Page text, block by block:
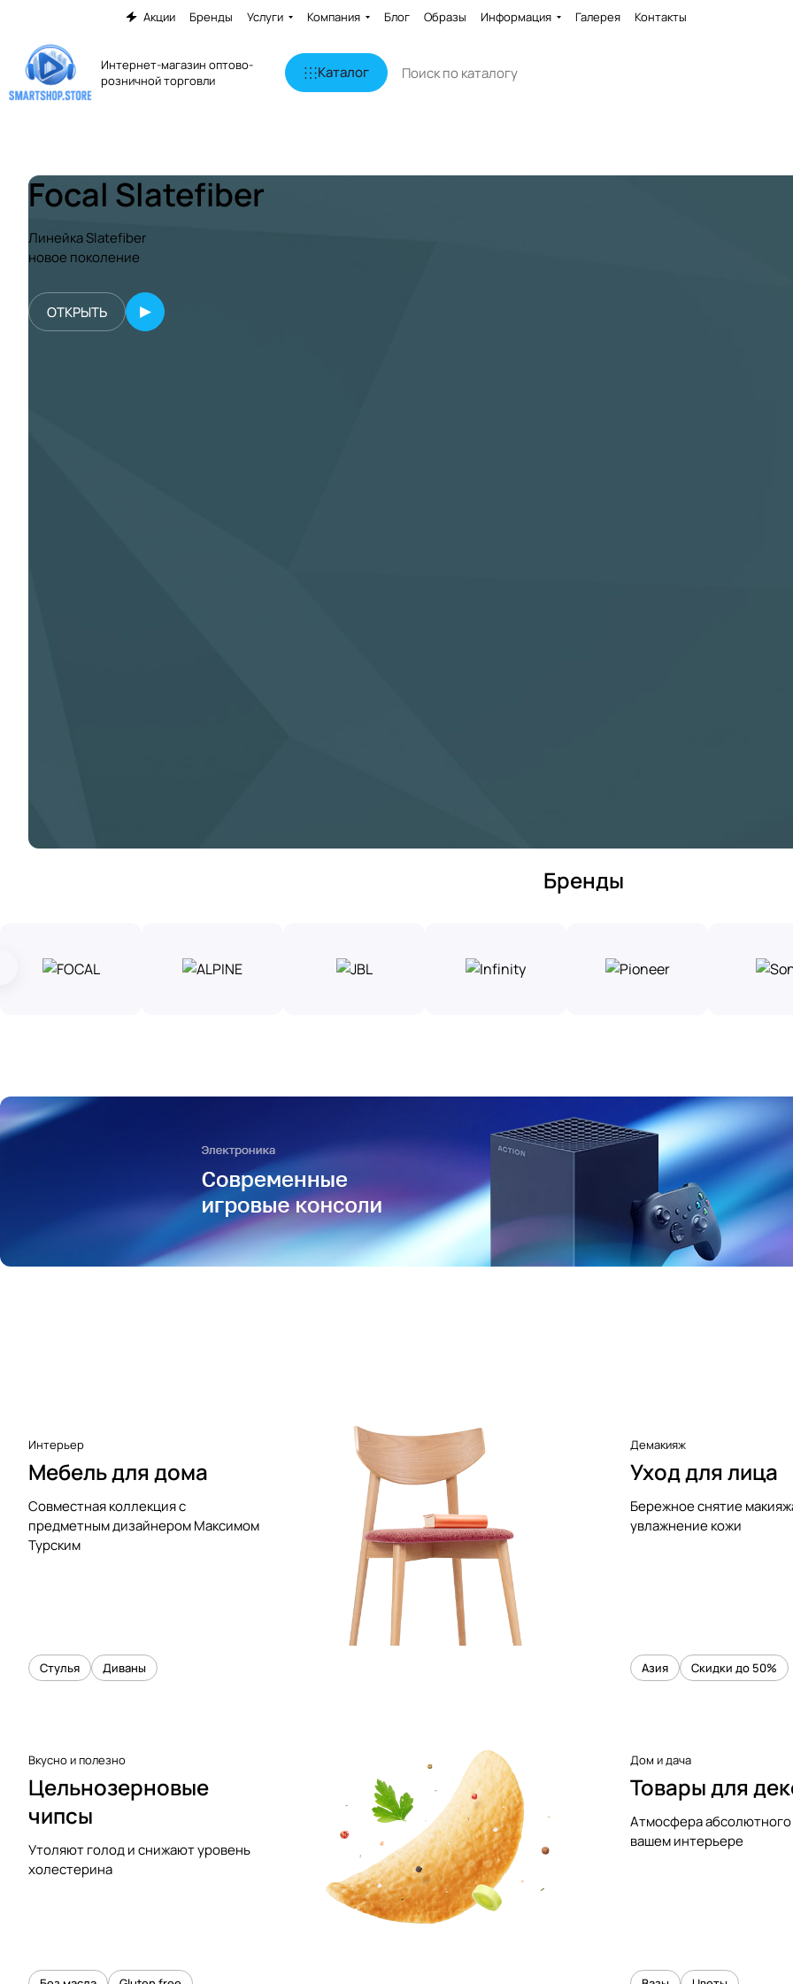
Акции Бренды Услуги Компания Блог Образы Информация Галерея Контакты
Интернет-магазин оптово-
розничной торговли
Каталог
Focal Slatefiber
Линейка Slatefiber
новое поколение
ОТКРЫТЬ
Бренды
Аксессуары к виниловым
проигрывателям
Интерьер
Мебель для дома
Совместная коллекция с
предметным дизайнером Максимом
Турским
Стулья Диваны
Демакияж
Уход для лица
Бережное снятие
увлажнение кожи
Азия Скидки до 50%
Вкусно и полезно
Цельнозерновые
чипсы
Утоляют голод и снижают уровень
холестерина
Дом и дача
Товары для
Атмосфера абсолютного
вашем интерьере